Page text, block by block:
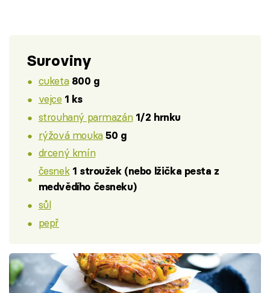
Suroviny
cuketa 800 g
vejce 1 ks
strouhaný parmazán 1/2 hrnku
rýžová mouka 50 g
drcený kmín
česnek 1 stroužek (nebo lžička pesta z
medvědího česneku)
sůl
pepř